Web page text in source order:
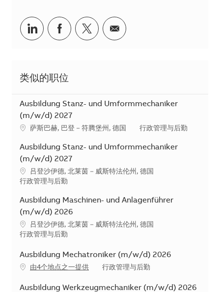
分享到Linkedin
分享到Facebook
分享到Twitter
分享到电子邮件
类似的职位
Ausbildung Stanz- und Umformmechaniker
(m/w/d) 2027
地点萨斯巴赫, 巴登－符腾堡州, 德国 类别
行政管理与后勤
Ausbildung Stanz- und Umformmechaniker
(m/w/d) 2027
地点吕登沙伊德, 北莱茵－威斯特法伦州, 德国
类别
行政管理与后勤
Ausbildung Maschinen- und Anlagenführer
(m/w/d) 2026
地点吕登沙伊德, 北莱茵－威斯特法伦州, 德国
类别
行政管理与后勤
Ausbildung Mechatroniker (m/w/d) 2026
由4个地点之一提供 类别
行政管理与后勤
Ausbildung Werkzeugmechaniker (m/w/d) 2026